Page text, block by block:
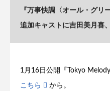
『万事快調〈オール・グ
追加キャストに吉田美月喜
1月16日公開『Tokyo
こちら から。